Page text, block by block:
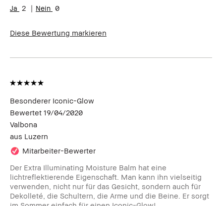
2 0
Diese Bewertung markieren
Besonderer Iconic-Glow
Bewertet 19/04/2020
Valbona
aus Luzern
Mitarbeiter-Bewerter
Der Extra Illuminating Moisture Balm hat eine
lichtreflektierende Eigenschaft. Man kann ihn vielseitig
verwenden, nicht nur für das Gesicht, sondern auch für
Dekolleté, die Schultern, die Arme und die Beine. Er sorgt